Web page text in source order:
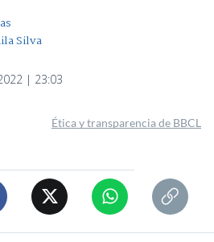
Silva
| 23:03
Ética y transparencia de BBCL